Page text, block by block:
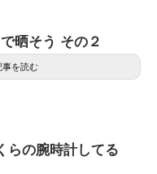
晒そう その２
事を読む
らの腕時計してる